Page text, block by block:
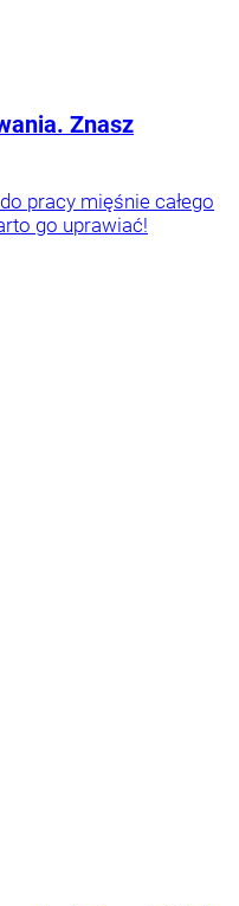
Znasz
pracy mięśnie całego
go uprawiać!